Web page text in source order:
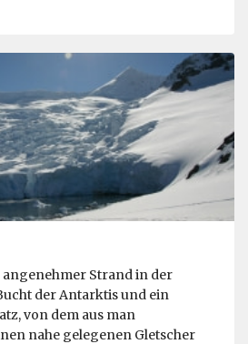
Strand in der
der Antarktis und ein
von dem aus man
nahe gelegenen Gletscher